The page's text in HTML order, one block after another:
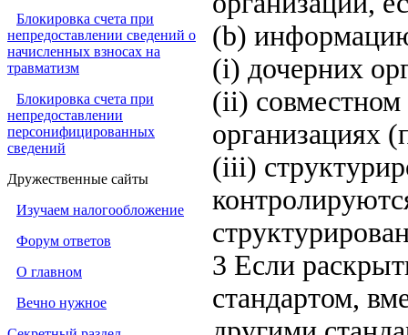
Блокировка счета при
непредоставлении сведений о
начисленных взносах на
травматизм
Блокировка счета при
непредоставлении
персонифицированных
сведений
Дружественные сайты
Изучаем налогообложение
Форум ответов
О главном
Вечно нужное
(b)
(i) дочерних
(ii) совместном
организациях
(iii)
3 Если
стандартом,